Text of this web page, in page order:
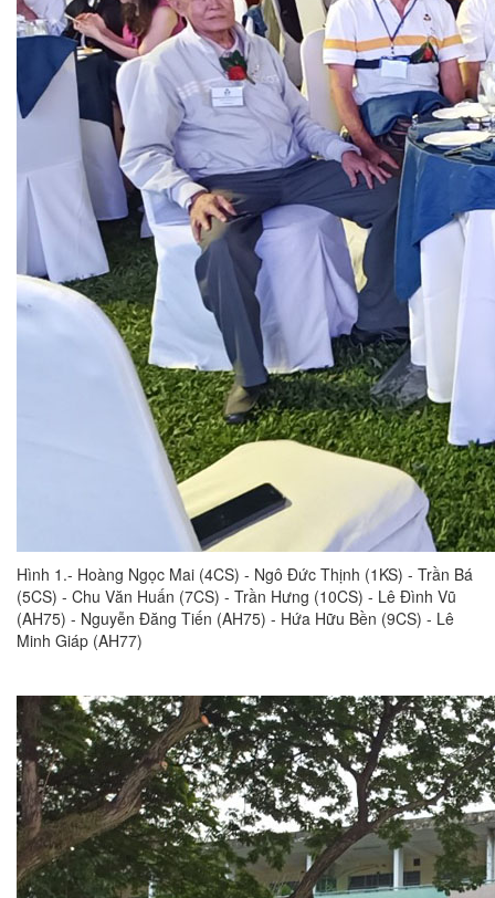
Hình 1.- Hoàng Ngọc Mai (4CS) - Ngô Đức Thịnh (1KS) - Trần Bá
(5CS) - Chu Văn Huấn (7CS) - Trần Hưng (10CS) - Lê Đình Vũ
(AH75) - Nguyễn Đăng Tiến (AH75) - Hứa Hữu Bền (9CS) - Lê
Minh Giáp (AH77)